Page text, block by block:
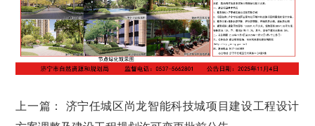
上一篇： 济宁任城区尚龙智能科技城项目建设工程设计